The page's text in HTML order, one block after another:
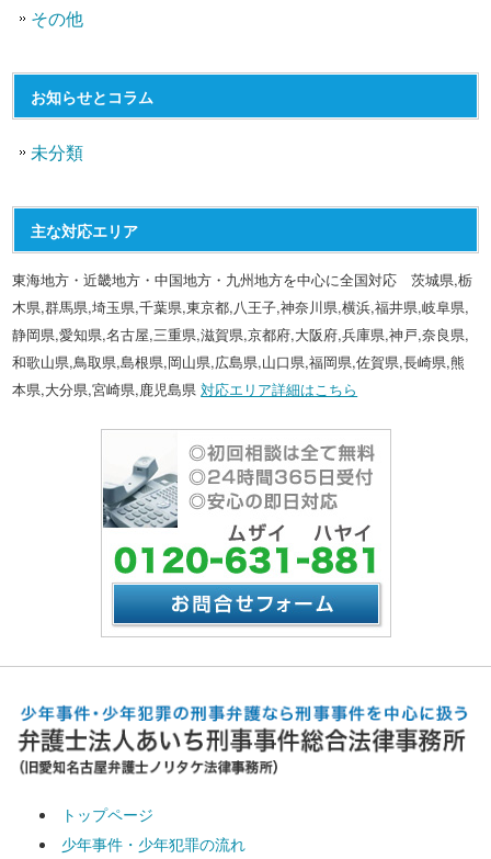
その他
お知らせとコラム
未分類
主な対応エリア
東海地方・近畿地方・中国地方・九州地方を中心に全国対応 茨城県,栃
木県,群馬県,埼玉県,千葉県,東京都,八王子,神奈川県,横浜,福井県,岐阜県,
静岡県,愛知県,名古屋,三重県,滋賀県,京都府,大阪府,兵庫県,神戸,奈良県,
和歌山県,鳥取県,島根県,岡山県,広島県,山口県,福岡県,佐賀県,長崎県,熊
本県,大分県,宮崎県,鹿児島県対応エリア詳細はこちら
トップページ
少年事件・少年犯罪の流れ